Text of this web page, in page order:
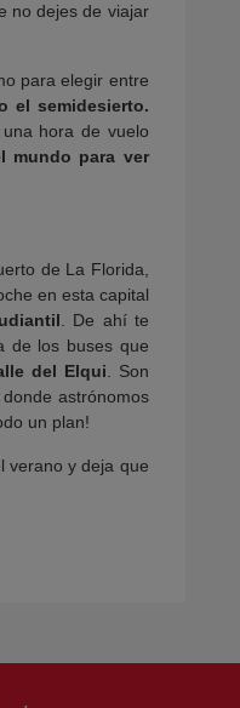
no dejes de viajar
para elegir entre
el semidesierto.
hora de vuelo
mundo para ver
de La Florida,
en esta capital
. De ahí te
de los buses que
del Elqui. Son
astrónomos
un plan!
verano y deja que